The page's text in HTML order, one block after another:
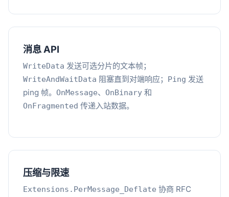
消息 API
WriteData 发送可选分片的文本帧；
WriteAndWaitData 阻塞直到对端响应； Ping 发送
ping 帧。 OnMessage、 OnBinary 和
OnFragmented 传递入站数据。
压缩与限速
Extensions.PerMessage_Deflate 协商 RFC